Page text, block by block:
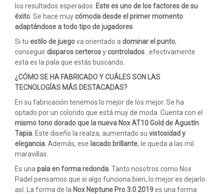
los resultados esperados. Este es uno de los factores de su
éxito . Se hace muycómoda desde el primer momento
adaptándose a todo tipo de jugadores
Si tu estilo de juegova orientado a dominar el punto,
conseguirdisparos certerosycontrolados …efectivamente
esta es la pala que estás buscando.
¿CÓMO SE HA FABRICADO Y CUÁLES SON LAS
TECNOLOGÍAS MÁS DESTACADAS?
En su fabricación tenemos lo mejor de los mejor. Se ha
optado por un colorido que está muy de moda. Cuenta con el
mismo tono dorado que la nueva Nox AT10 Gold de Agustín
Tapia . Este diseño la realza, aumentado su vistosidad y
elegancia . Además, ese lacado brillante, le queda a las mil
maravillas.
Es una pala en forma redonda . Tanto nosotros como Nox
Padel pensamos que si algo funciona bien, lo mejor es dejarlo
así. La forma de la Nox Neptune Pro 3.0 2019es una forma